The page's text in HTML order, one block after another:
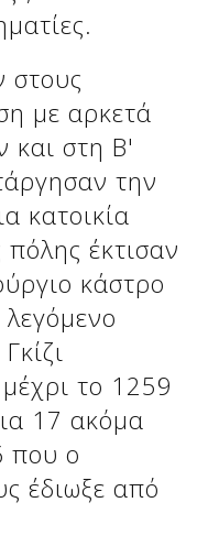
στους
με αρκετά
και στη Β'
την
κατοικία
έκτισαν
κάστρο
το 1259
17 ακόμα
που ο
έδιωξε από